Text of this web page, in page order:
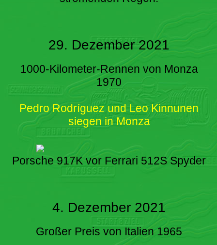
29. Dezember 2021
1000-Kilometer-Rennen von Monza
1970
Pedro Rodríguez und Leo Kinnunen
siegen in Monza
Porsche 917K vor Ferrari 512S Spyder
4. Dezember 2021
Großer Preis von Italien 1965